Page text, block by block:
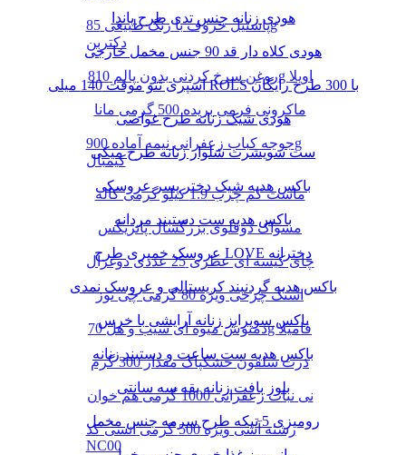
پاستیل حروف با رنگ طبیعی 85g
دکتربن
روغن سرخ کردنی بدون پالم 810g اویلا
ماکرونی فرمی بریده 500 گرمی مانا
جوجه کباب زعفرانی نیمه آماده 900g
کیمبال
ماست کم چرب 1.9 کیلو گرمی کاله
مسواک دوقلوی بزرگسال پاتریکس
چای کیسه ای عطری 25 عددی دوغزال
اسنک چرخی ویژه 80 گرمی چی توز
دمنوش میوه ای سیب و هل 70g فامیلا
ذرت سلفون خشکپاک مقدار 300 گرم
نی نبات زعفرانی 1000 گرمی هم خوان
رشته آشی ویژه 500 گرمی انسی کد
NC00
هودی زنانه جنس تدی طرح پاندا
هودی کلاه دار قد 90 جنس مخمل خارجی
اسپری تتو موقت 140 میلی ROLS با 300 طرح رایگان
هودی شیک زنانه طرح غواصی
ست سویشرت شلوار زنانه طرح میکی
باکس هدیه شیک دختر پسر عروسکی
باکس هدیه ست دستبند مردانه
عروسک خمیری طرح LOVE دخترانه
باکس هدیه گردنبند کریستالی و عروسک نمدی
باکس سوپرایز زنانه آرایشی با خرس
باکس هدیه ست ساعت و دستبند زنانه
بلوز بافت زنانه یقه سه سانتی
رومیزی 5 تیکه طرح سرمه جنس مخمل